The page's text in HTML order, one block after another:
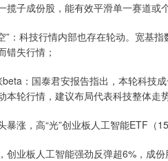
揽子成份股，能有效平滑单一赛道或
科技行情内部也存在轮动。宽基指
错失行情；
：国泰君安报告指出，本轮科技
轮行情，建议布局代表科技整体走
涨，高“光”创业板人工智能ETF（
业板人工智能强劲反弹超6%，成份